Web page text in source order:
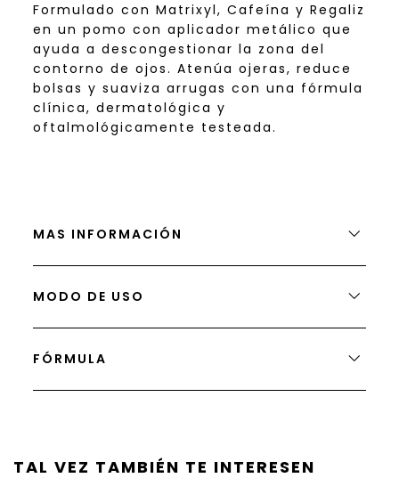
Formulado con Matrixyl, Cafeína y Regaliz
en un pomo con aplicador metálico que
ayuda a descongestionar la zona del
contorno de ojos. Atenúa ojeras, reduce
bolsas y suaviza arrugas con una fórmula
clínica, dermatológica y
oftalmológicamente testeada.
MAS INFORMACIÓN
MODO DE USO
FÓRMULA
TAL VEZ TAMBIÉN TE INTERESEN